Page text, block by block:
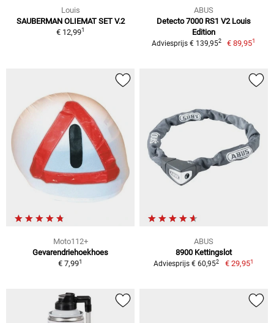
Louis
SAUBERMAN OLIEMAT SET V.2
€ 12,991
ABUS
Detecto 7000 RS1 V2 Louis
Edition
Adviesprijs € 139,952 € 89,951
Moto112+
Gevarendriehoekhoes
€ 7,991
ABUS
8900 Kettingslot
Adviesprijs € 60,952 € 29,951